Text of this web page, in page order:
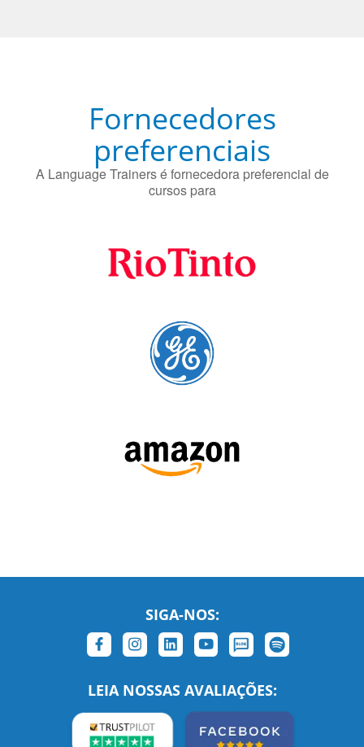
Fornecedores
preferenciais
A Language Trainers é fornecedora preferencial de
cursos para
SIGA-NOS:
LEIA NOSSAS AVALIAÇÕES: